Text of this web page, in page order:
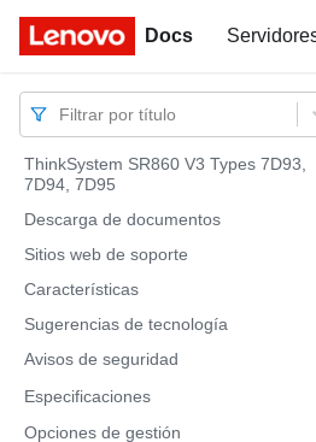
Docs
Docs
Filtrar por título
ThinkSystem SR860 V3 Types 7D93,
7D94, 7D95
Descarga de documentos
Sitios web de soporte
Características
Sugerencias de tecnología
Avisos de seguridad
Especificaciones
Opciones de gestión